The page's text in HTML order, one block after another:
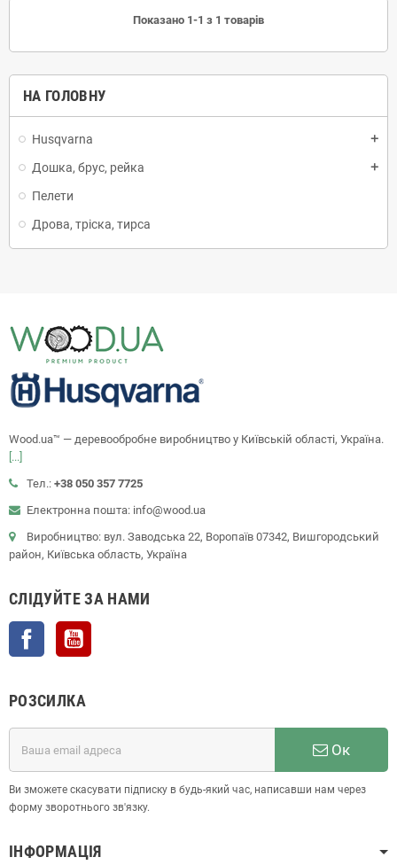
НА ГОЛОВНУ
Husqvarna add
Дошка, брус, рейка add
Пелети
Дрова, тріска, тирса
Показано 1-1 з 1 товарів
Wood.ua™ — деревообробне виробництво у Київській області, Україна.
[...]
Тел.: +38 050 357 7725
Електронна пошта: info@wood.ua
Виробництво: вул. Заводська 22, Воропаїв 07342, Вишгородський
район, Київська область, Україна
СЛІДУЙТЕ ЗА НАМИ
Facebook
РОЗСИЛКА
Ок
Ви зможете скасувати підписку в будь-який час, написавши нам через
форму зворотнього зв'язку.
ІНФОРМАЦІЯ